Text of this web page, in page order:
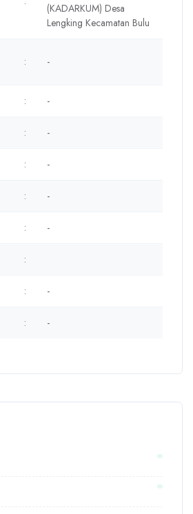
(KADARKUM) Desa
Lengking Kecamatan Bulu
: -
: -
: -
: -
: -
: -
:
: -
: -